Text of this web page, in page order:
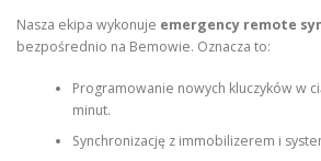
Nasza ekipa wykonuje emergency remote
bezpośrednio na Bemowie. Oznacza to:
Programowanie nowych kluczyków w
minut.
Synchronizację z immobilizerem i